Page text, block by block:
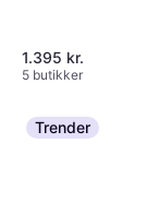
1.395 kr.
5 butikker
Trender